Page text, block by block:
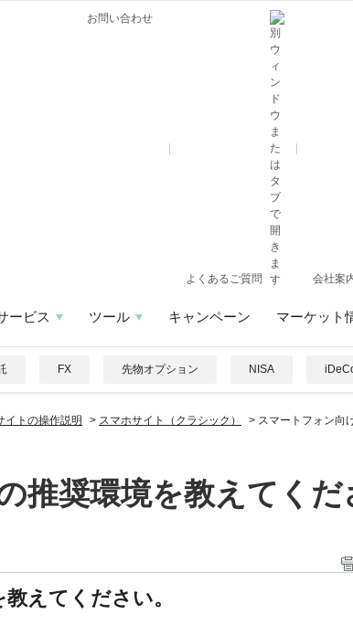
お問い合わせ
よくあるご質問 会社案
ービス ツール キャンペーン マーケット
FX 先物オプション NISA
イトの操作説明 > スマホサイト（クラシック） > スマートフォン向
推奨環境を教えてくだ
えてください。